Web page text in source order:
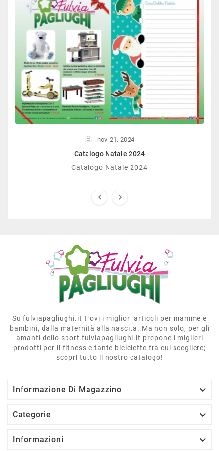
nov 21, 2024
Catalogo Natale 2024
Catalogo Natale 2024
 
Su fulviapagliughi.it trovi i migliori articoli per mamme e
bambini, dalla maternità alla nascita. Ma non solo, per gli
amanti dello sport fulviapagliughi.it propone i migliori
prodotti per il fitness e tante biciclette fra cui scegliere;
scopri tutto il nostro catalogo!
Informazione Di Magazzino 
Categorie 
Informazioni 